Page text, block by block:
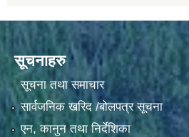
सूचनाहरु
सूचना तथा समाचार
सार्वजनिक खरिद /बोलपत्र सूचना
एन, कानुन तथा निर्देशिका